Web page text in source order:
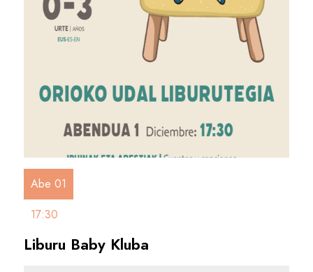
Abe 01
17:30
Liburu Baby Kluba